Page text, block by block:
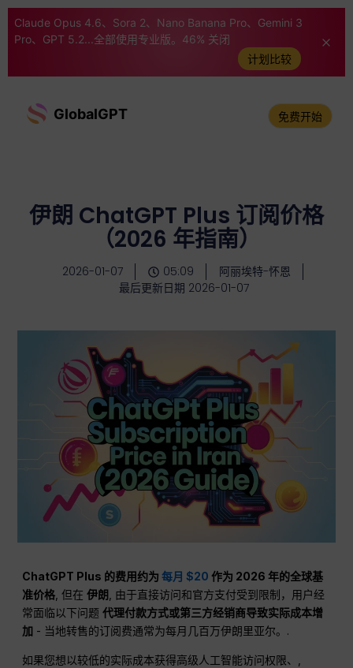
Claude Opus 4.6、Sora 2、Nano Banana Pro、Gemini 3
Pro、GPT 5.2...全部使用专业版。46% 关闭
计划比较
GlobalGPT 免费开始
伊朗 ChatGPT Plus 订阅价格
（2026 年指南）
2026-01-07 05:09
阿丽埃特-怀恩
最后更新日期 2026-01-07
ChatGPT Plus 的费用约为每月 $20 作为 2026 年的全球基
准价格 , 但在伊朗 , 由于直接访问和官方支付受到限制，用户经
常面临以下问题代理付款方式或第三方经销商导致实际成本增
加 - 当地转售的订阅费通常为每月几百万伊朗里亚尔。.
如果您想以较低的实际成本获得高级人工智能访问权限、,